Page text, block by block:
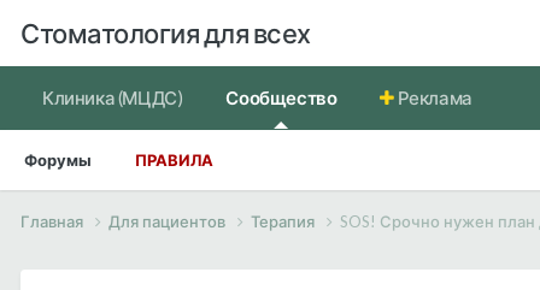
Стоматология для всех
Клиника (МЦДС) Сообщество
Форумы ПРАВИЛА
Реклама
Главная Для пациентов Терапия SOS! Срочно нужен план